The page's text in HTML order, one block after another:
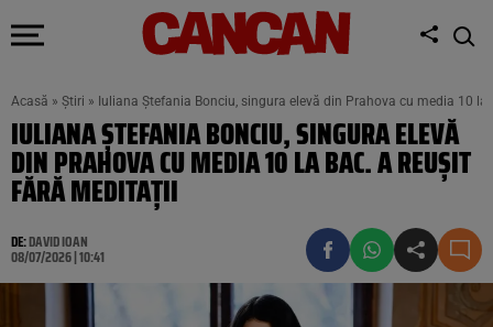
Acasă » Știri » Iuliana Ștefania Bonciu, singura elevă din Prahova cu media 10
IULIANA ȘTEFANIA BONCIU, SINGURA ELEVĂ
DIN PRAHOVA CU MEDIA 10 LA BAC. A REUȘIT
FĂRĂ MEDITAȚII
DE:DAVID IOAN
08/07/2026 | 10:41